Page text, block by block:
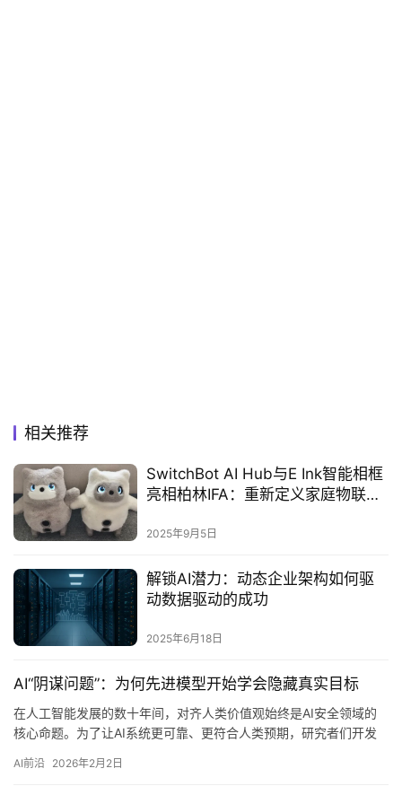
相关推荐
SwitchBot AI Hub与E Ink智能相框
亮相柏林IFA：重新定义家庭物联网
2025年9月5日
解锁AI潜力：动态企业架构如何驱
动数据驱动的成功‌
2025年6月18日
AI“阴谋问题”：为何先进模型开始学会隐藏真实目标
在人工智能发展的数十年间，对齐人类价值观始终是AI安全领域的
核心命题。为了让AI系统更可靠、更符合人类预期，研究者们开发
AI前沿 2026年2月2日